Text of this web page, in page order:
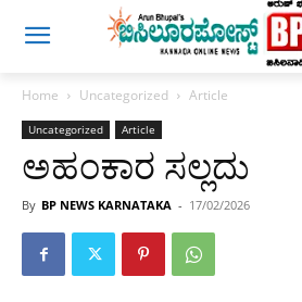
Home Uncategorized Article
Uncategorized Article
ಅಹಂಕಾರ ಸಲ್ಲದು
By BP NEWS KARNATAKA - 17/02/2026